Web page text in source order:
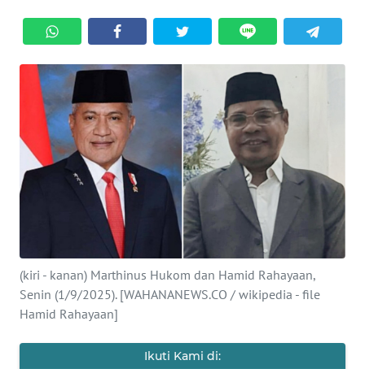
(kiri - kanan) Marthinus Hukom dan Hamid Rahayaan,
Senin (1/9/2025). [WAHANANEWS.CO / wikipedia - file
Hamid Rahayaan]
Ikuti Kami di:
EKUIN
SAINS-TEKNO
KESEHATAN
INTERNASIONAL
SERBA-SERBI
OLAHRAGA